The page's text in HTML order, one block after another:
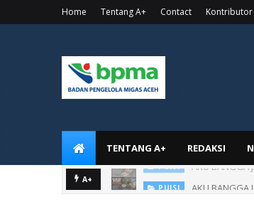
Home Tentang A+ Contact Kontributor
TENTANG A+ REDAKSI
A+ PUISI